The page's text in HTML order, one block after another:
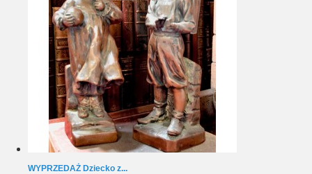
WYPRZEDAŻ Dziecko z...